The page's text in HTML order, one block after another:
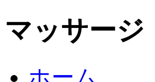
マッサージ
ホーム